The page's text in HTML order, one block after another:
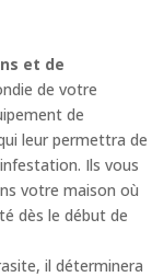
et de
de votre
de
leur permettra de
Ils vous
votre maison où
dès le début de
il déterminera